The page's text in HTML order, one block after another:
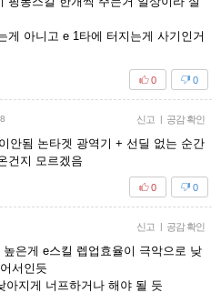
게 아니고 e 1타에 터지는게 사기인거
0
0
신고 | 공감 확인
안됨 논타겟 광역기 + 선딜 없는 순간
건지 모르겠음
0
0
신고 | 공감 확인
은게 e스킬 렙업효율이 극악으로 낮
서인듯
아지게 너프하거나 해야 될 듯